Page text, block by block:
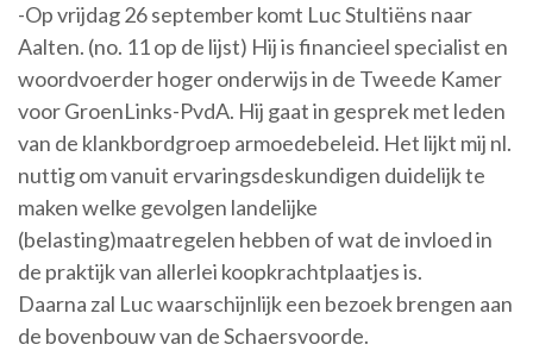
-Op vrijdag 26 september komt Luc Stultiëns naar
Aalten. (no. 11 op de lijst) Hij is financieel specialist en
woordvoerder hoger onderwijs in de Tweede Kamer
voor GroenLinks-PvdA. Hij gaat in gesprek met leden
van de klankbordgroep armoedebeleid. Het lijkt mij nl.
nuttig om vanuit ervaringsdeskundigen duidelijk te
maken welke gevolgen landelijke
(belasting)maatregelen hebben of wat de invloed in
de praktijk van allerlei koopkrachtplaatjes is.
Daarna zal Luc waarschijnlijk een bezoek brengen aan
de bovenbouw van de Schaersvoorde.